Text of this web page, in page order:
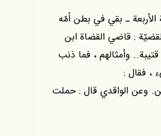
الأربعة ـ بقي في بطن اُمّه
: قاضي القضاة ابن
وأمثالهم ، فما ذنب
، فقال :
وعن الواقدي قال : حملت